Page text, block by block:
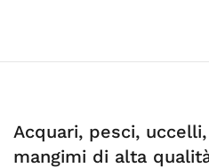
Acquari, pesci,
mangimi di alta